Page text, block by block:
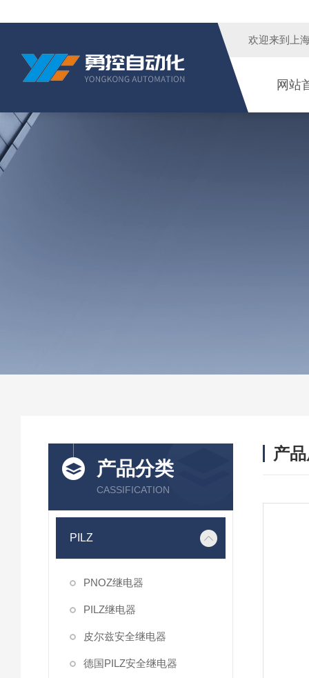
欢迎来到 上
网站
产品分类
CASSIFICATION
PILZ
PNOZ继电器
PILZ继电器
皮尔兹安全继电器
德国PILZ安全继电器
产